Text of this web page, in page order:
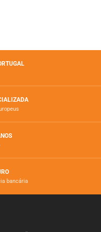
bancária